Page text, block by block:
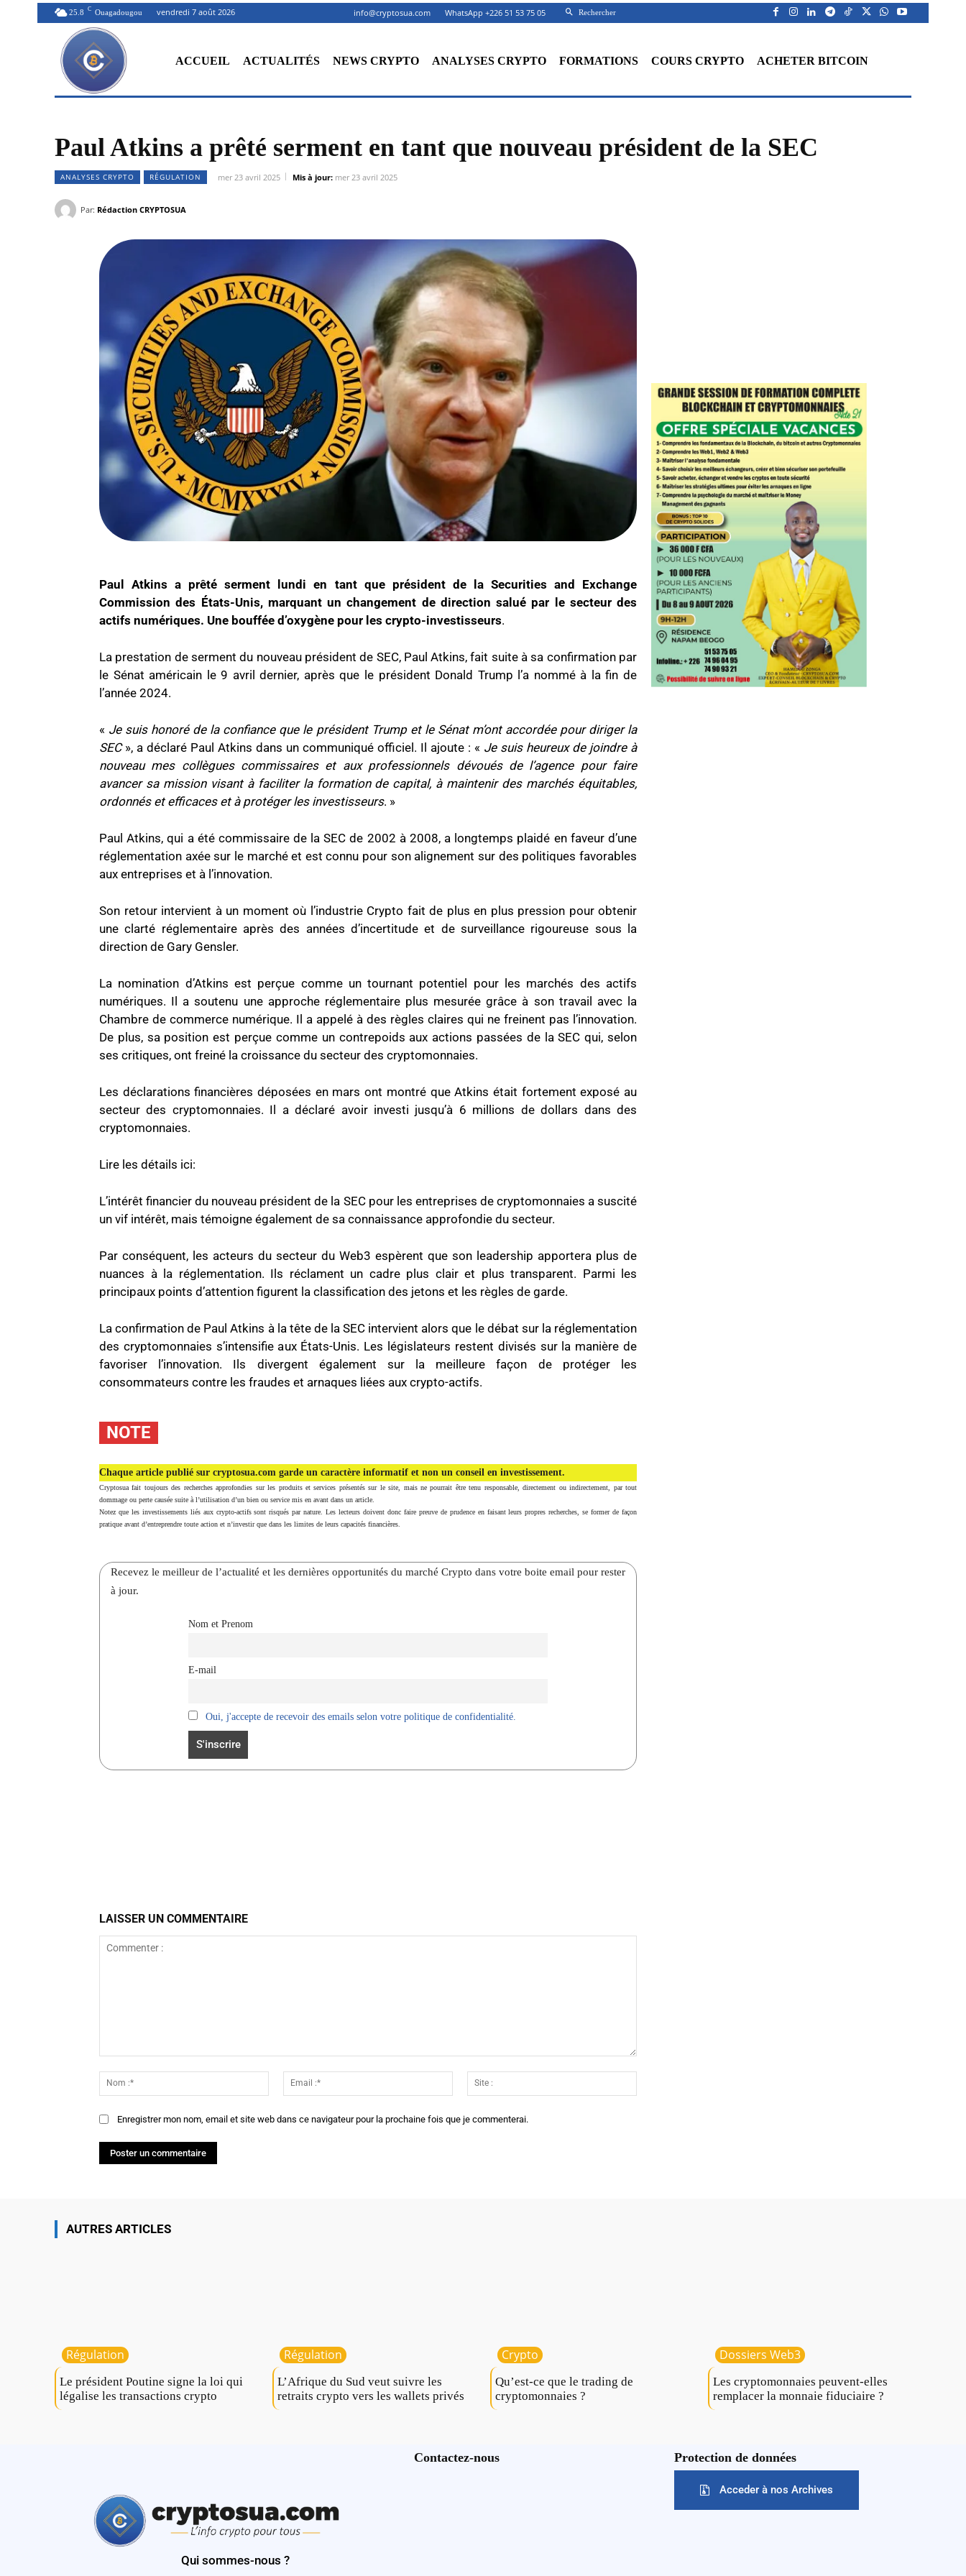
25.8 C Ouagadougou vendredi 7 août 2026 info@cryptosua.com WhatsApp +226 51 53 75 05 Rechercher
ACCUEIL ACTUALITÉS NEWS CRYPTO ANALYSES CRYPTO FORMATIONS COURS CRYPTO ACHETER BITCOIN
Paul Atkins a prêté serment en tant que nouveau président de la SEC
ANALYSES CRYPTO RÉGULATION mer 23 avril 2025 Mis à jour: mer 23 avril 2025
Par: Rédaction CRYPTOSUA
Paul Atkins a prêté serment lundi en tant que président de la Securities and Exchange
Commission des États-Unis, marquant un changement de direction salué par le secteur des
actifs numériques. Une bouffée d’oxygène pour les crypto-investisseurs.
La prestation de serment du nouveau président de SEC, Paul Atkins, fait suite à sa confirmation par
le Sénat américain le 9 avril dernier, après que le président Donald Trump l’a nommé à la fin de
l’année 2024.
« Je suis honoré de la confiance que le président Trump et le Sénat m’ont accordée pour diriger la
SEC», a déclaré Paul Atkins dans un communiqué officiel. Il ajoute : « Je suis heureux de joindre à
nouveau mes collègues commissaires et aux professionnels dévoués de l’agence pour faire
avancer sa mission visant à faciliter la formation de capital, à maintenir des marchés équitables,
ordonnés et efficaces et à protéger les investisseurs. »
Paul Atkins, qui a été commissaire de la SEC de 2002 à 2008, a longtemps plaidé en faveur d’une
réglementation axée sur le marché et est connu pour son alignement sur des politiques favorables
aux entreprises et à l’innovation.
Son retour intervient à un moment où l’industrie Crypto fait de plus en plus pression pour obtenir
une clarté réglementaire après des années d’incertitude et de surveillance rigoureuse sous la
direction de Gary Gensler.
La nomination d’Atkins est perçue comme un tournant potentiel pour les marchés des actifs
numériques. Il a soutenu une approche réglementaire plus mesurée grâce à son travail avec la
Chambre de commerce numérique. Il a appelé à des règles claires qui ne freinent pas l’innovation.
De plus, sa position est perçue comme un contrepoids aux actions passées de la SEC qui, selon
ses critiques, ont freiné la croissance du secteur des cryptomonnaies.
Les déclarations financières déposées en mars ont montré que Atkins était fortement exposé au
secteur des cryptomonnaies. Il a déclaré avoir investi jusqu’à 6 millions de dollars dans des
cryptomonnaies.
Lire les détails ici:
L’intérêt financier du nouveau président de la SEC pour les entreprises de cryptomonnaies a suscité
un vif intérêt, mais témoigne également de sa connaissance approfondie du secteur.
Par conséquent, les acteurs du secteur du Web3 espèrent que son leadership apportera plus de
nuances à la réglementation. Ils réclament un cadre plus clair et plus transparent. Parmi les
principaux points d’attention figurent la classification des jetons et les règles de garde.
La confirmation de Paul Atkins à la tête de la SEC intervient alors que le débat sur la réglementation
des cryptomonnaies s’intensifie aux États-Unis. Les législateurs restent divisés sur la manière de
favoriser l’innovation. Ils divergent également sur la meilleure façon de protéger les
consommateurs contre les fraudes et arnaques liées aux crypto-actifs.
NOTE
Chaque article publié sur cryptosua.com garde un caractère informatif et non un conseil en investissement.
Cryptosua fait toujours des recherches approfondies sur les produits et services présentés sur le site, mais ne pourrait être tenu responsable, directement ou indirectement, par tout
dommage ou perte causée suite à l’utilisation d’un bien ou service mis en avant dans un article.
Notez que les investissements liés aux crypto-actifs sont risqués par nature. Les lecteurs doivent donc faire preuve de prudence en faisant leurs propres recherches, se former de façon
pratique avant d’entreprendre toute action et n’investir que dans les limites de leurs capacités financières.
Recevez le meilleur de l’actualité et les dernières opportunités du marché Crypto dans votre boite email pour rester
à jour.
Nom et Prenom
E-mail
Oui, j'accepte de recevoir des emails selon votre politique de confidentialité.
LAISSER UN COMMENTAIRE
:*
Email
:*
:
Enregistrer mon nom, email et site web dans ce navigateur pour la prochaine fois que je commenterai.
AUTRES ARTICLES
Régulation
Le président Poutine signe la loi qui
légalise les transactions crypto
Régulation
L’Afrique du Sud veut suivre les
retraits crypto vers les wallets privés
Crypto
Qu’est-ce que le trading de
cryptomonnaies ?
Dossiers Web3
Les cryptomonnaies peuvent-elles
remplacer la monnaie fiduciaire ?
Qui sommes-nous ?
Contactez-nous Protection de données
Acceder à nos Archives